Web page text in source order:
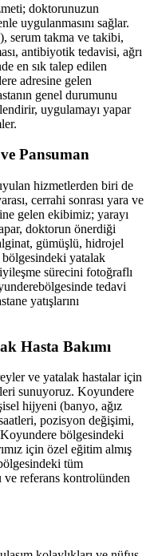
doktorunuzun
uygulanmasını sağlar.
serum takma ve takibi,
antibiyotik tedavisi, ağrı
en sık talep edilen
adresine gelen
genel durumunu
uygulamayı yapar
Pansuman
hizmetlerden biri de
cerrahi sonrası yara ve
gelen ekibimiz; yarayı
doktorun önerdiği
gümüşlü, hidrojel
bölgesindeki yatalak
sürecini fotoğraflı
bölgesinde tedavi
yatışlarını
Hasta Bakımı
ve yatalak hastalar için
sunuyoruz. Koyundere
hijyeni (banyo, ağız
pozisyon değişimi,
Koyundere bölgesindeki
için özel eğitim almış
tüm
ve referans kontrolünden